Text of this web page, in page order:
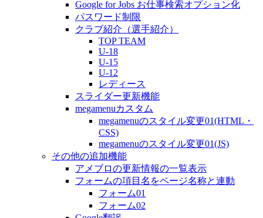
Google for Jobs お仕事検索オプション化
パスワード制限
クラブ紹介（選手紹介）
TOP TEAM
U-18
U-15
U-12
レディース
スライダー更新機能
megamenuカスタム
megamenuのスタイル変更01(HTML・
CSS)
megamenuのスタイル変更01(JS)
その他の追加機能
アメブロの更新情報の一覧表示
フォームの項目名をページ名称と連動
フォーム01
フォーム02